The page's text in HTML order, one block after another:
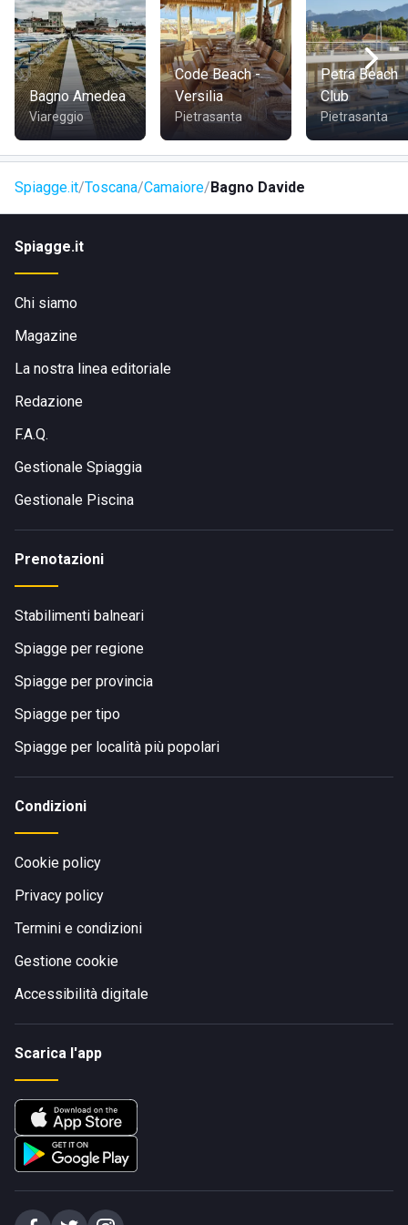
Bagno Amedea
Viareggio
Code Beach -
Versilia
Pietrasanta
Petra Beach
Club
Pietrasanta
Spiagge.it Toscana Camaiore Bagno Davide
Spiagge.it
Chi siamo
Magazine
La nostra linea editoriale
Redazione
F.A.Q.
Gestionale Spiaggia
Gestionale Piscina
Prenotazioni
Stabilimenti balneari
Spiagge per regione
Spiagge per provincia
Spiagge per tipo
Spiagge per località più popolari
Condizioni
Cookie policy
Privacy policy
Termini e condizioni
Gestione cookie
Accessibilità digitale
Scarica l'app